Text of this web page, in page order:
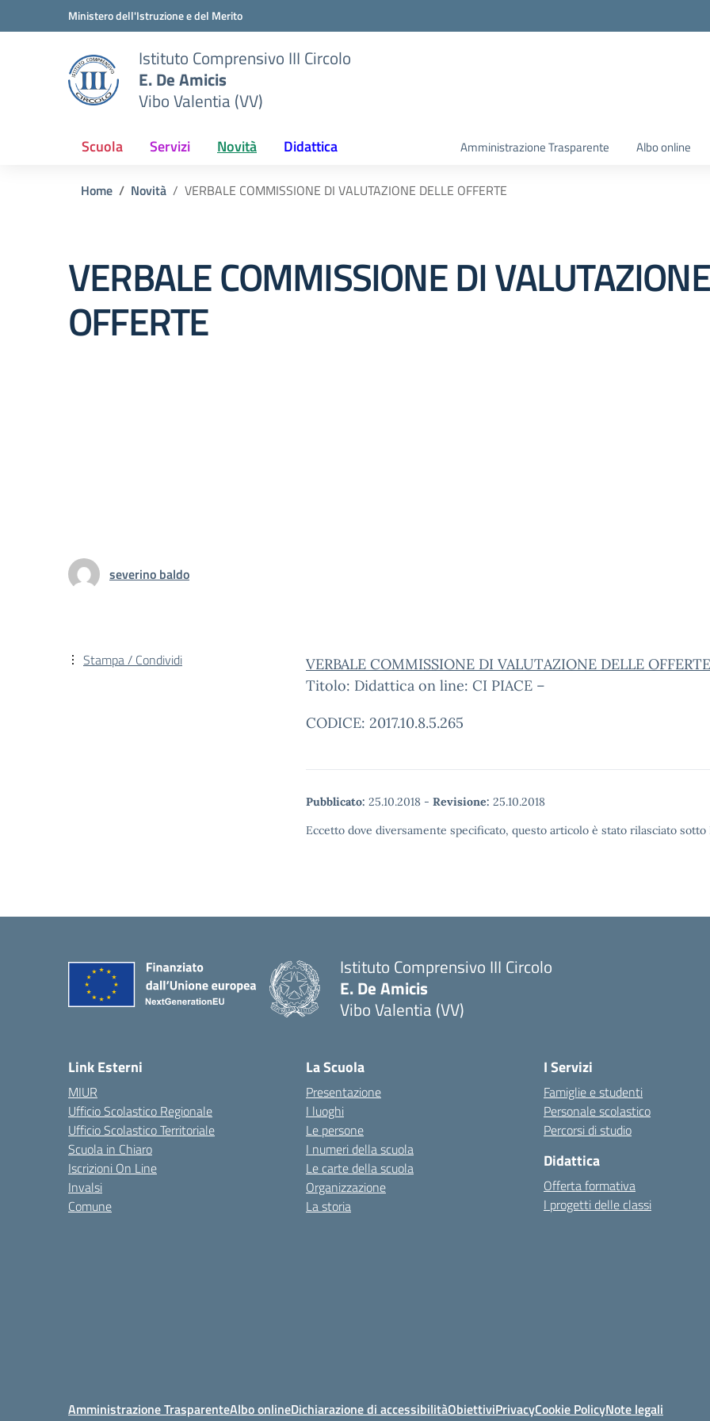
Vai ai contenuti
Vai al menu di navigazioneMinistero dell'Istruzione e del Merito
Istituto Comprensivo III Circolo
E. De Amicis
Vibo Valentia (VV)
Scuola Servizi Novità Didattica Amministrazione Trasparente Albo online
Home Novità VERBALE COMMISSIONE DI VALUTAZIONE DELLE OFFERTE
VERBALE COMMISSIONE DI
OFFERTE
severino baldo
VERBALE COMMISSIONE DI VALUTAZIONE DELLE OFFERTE
Titolo: Didattica on line: CI PIACE –
CODICE: 2017.10.8.5.265
Pubblicato: 25.10.2018 - Revisione: 25.10.2018
Eccetto dove diversamente specificato, questo articolo è stato rilasciato
Stampa / Condividi
Istituto Comprensivo III Circolo
E. De Amicis
Vibo Valentia (VV)
Link Esterni
MIUR
Ufficio Scolastico Regionale
Ufficio Scolastico Territoriale
Scuola in Chiaro
Iscrizioni On Line
Invalsi
Comune
La Scuola
Presentazione
I luoghi
Le persone
I numeri della scuola
Le carte della scuola
Organizzazione
La storia
I Servizi
Famiglie e studenti
Personale scolastico
Percorsi di studio
Didattica
Offerta formativa
I progetti delle classi
Amministrazione TrasparenteAlbo onlineDichiarazione di accessibilitàObiettiviPrivacyCookie PolicyNote legali